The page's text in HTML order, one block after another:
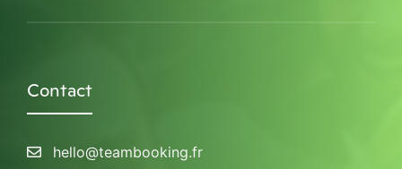
Contact
hello@teambooking.fr